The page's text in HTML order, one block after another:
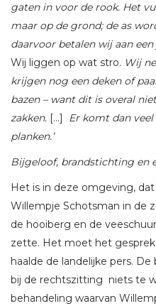
gaten in voor de rook. Het
maar op de grond; de as
daarvoor betalen wij aan
Wij liggen op wat stro. Wij
krijgen nog een deken of
bazen – want dit is overal
zakken. […] Er komt dan
planken.’
Bijgeloof, brandstichting en
Het is in deze omgeving,
Willempje Schotsman in de
de hooiberg en de
zette. Het moet het
haalde de landelijke pers.
bij de rechtszitting niets te
behandeling waarvan